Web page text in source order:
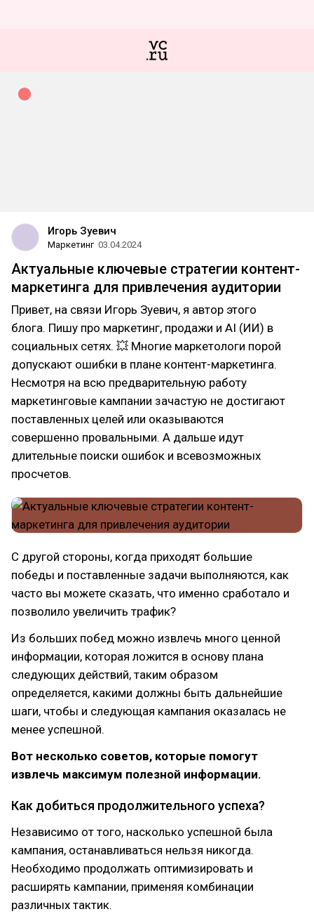
Игорь Зуевич
Маркетинг 03.04.2024
Актуальные ключевые стратегии контент-
маркетинга для привлечения аудитории
Привет, на связи Игорь Зуевич, я автор этого
блога. Пишу про маркетинг, продажи и AI (ИИ) в
социальных сетях. 💥 Многие маркетологи порой
допускают ошибки в плане контент-маркетинга.
Несмотря на всю предварительную работу
маркетинговые кампании зачастую не достигают
поставленных целей или оказываются
совершенно провальными. А дальше идут
длительные поиски ошибок и всевозможных
просчетов.
С другой стороны, когда приходят большие
победы и поставленные задачи выполняются, как
часто вы можете сказать, что именно сработало и
позволило увеличить трафик?
Из больших побед можно извлечь много ценной
информации, которая ложится в основу плана
следующих действий, таким образом
определяется, какими должны быть дальнейшие
шаги, чтобы и следующая кампания оказалась не
менее успешной.
Вот несколько советов, которые помогут
извлечь максимум полезной информации.
Как добиться продолжительного успеха?
Независимо от того, насколько успешной была
кампания, останавливаться нельзя никогда.
Необходимо продолжать оптимизировать и
расширять кампании, применяя комбинации
различных тактик.